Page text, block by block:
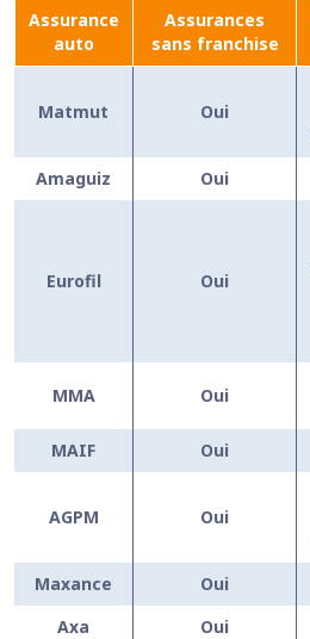
Assurance
auto
Assurances
sans franchise
Matmut Oui
Amaguiz
Oui
Eurofil Oui
MMA Oui
MAIF
Oui
AGPM Oui
Maxance
Oui
Axa
Oui